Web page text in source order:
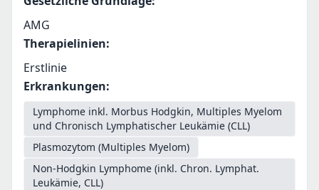
AMG
Therapielinien:
Erstlinie
Erkrankungen:
Lymphome inkl. Morbus Hodgkin, Multiples Myelom
und Chronisch Lymphatischer Leukämie (CLL)
Plasmozytom (Multiples Myelom)
Non-Hodgkin Lymphome (inkl. Chron. Lymphat.
Leukämie, CLL)